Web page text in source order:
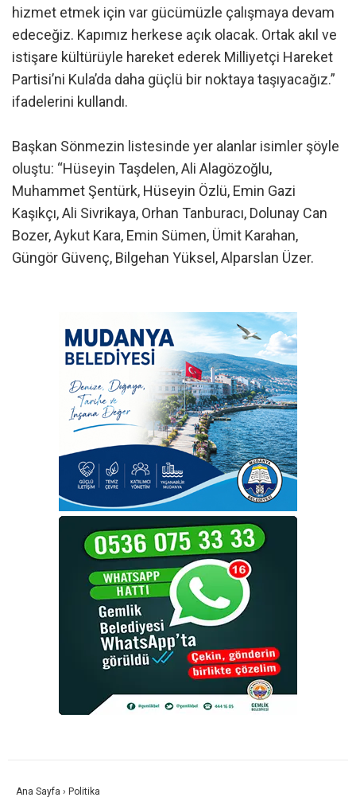
hizmet etmek için var gücümüzle çalışmaya devam
edeceğiz. Kapımız herkese açık olacak. Ortak akıl ve
istişare kültürüyle hareket ederek Milliyetçi Hareket
Partisi’ni Kula’da daha güçlü bir noktaya taşıyacağız.”
ifadelerini kullandı.
Başkan Sönmezin listesinde yer alanlar isimler şöyle
oluştu: “Hüseyin Taşdelen, Ali Alagözoğlu,
Muhammet Şentürk, Hüseyin Özlü, Emin Gazi
Kaşıkçı, Ali Sivrikaya, Orhan Tanburacı, Dolunay Can
Bozer, Aykut Kara, Emin Sümen, Ümit Karahan,
Güngör Güvenç, Bilgehan Yüksel, Alparslan Üzer.
Ana Sayfa › Politika